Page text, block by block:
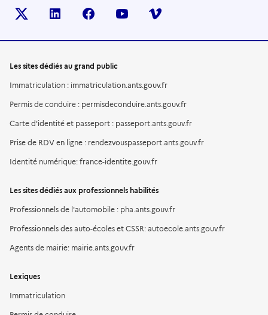
X (anciennement TWITTER)
LINKEDINFACEBOOKYOUTUBEVIMEO
Les sites dédiés au grand public
Immatriculation : immatriculation.ants.gouv.fr
Permis de conduire : permisdeconduire.ants.gouv.fr
Carte d'identité et passeport : passeport.ants.gouv.fr
Prise de RDV en ligne : rendezvouspasseport.ants.gouv.fr
Identité numérique: france-identite.gouv.fr
Les sites dédiés aux professionnels habilités
Professionnels de l'automobile : pha.ants.gouv.fr
Professionnels des auto-écoles et CSSR: autoecole.ants.gouv.fr
Agents de mairie: mairie.ants.gouv.fr
Lexiques
Immatriculation